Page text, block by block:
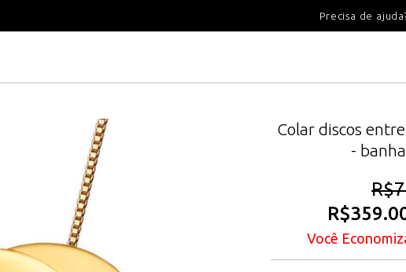
100 DIAS PARA DEVOLUÇÃO
Precisa de
Colar discos
-
R$
R$
Você